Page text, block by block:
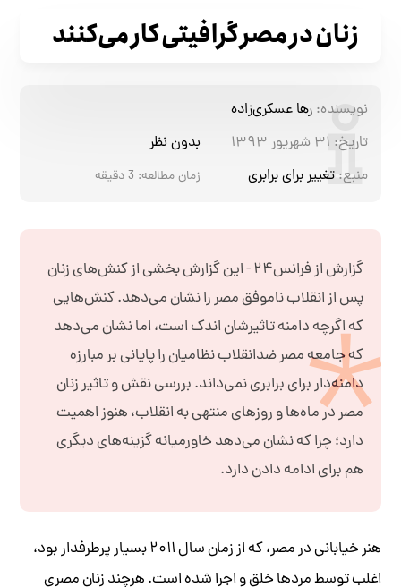
زنان در مصر گرافیتی کار می‌کنند
نویسنده: رها عسکری‌زاده
تاریخ: ۳۱ شهریور ۱۳۹۳
بدون نظر
منبع: تغییر برای برابری زمان مطالعه: 3دقیقه
گزارش از فرانس۲۴ - این گزارش بخشی از کنش‌های زنان
پس از انقلاب ناموفق مصر را نشان می‌دهد. کنش‌هایی
که اگرچه دامنه تاثیرشان اندک است، اما نشان می‌دهد
که جامعه مصر ضدانقلاب نظامیان را پایانی بر مبارزه
دامنه‌دار برای برابری نمی‌داند. بررسی نقش و تاثیر زنان
مصر در ماه‌ها و روزهای منتهی به انقلاب، هنوز اهمیت
دارد؛ چرا که نشان می‌دهد خاورمیانه گزینه‌های دیگری
هم برای ادامه دادن دارد.
هنر خیابانی در مصر، که از زمان سال ۲۰۱۱ بسیار پرطرفدار بود،
اغلب توسط مردها خلق و اجرا شده است. هرچند زنان مصری